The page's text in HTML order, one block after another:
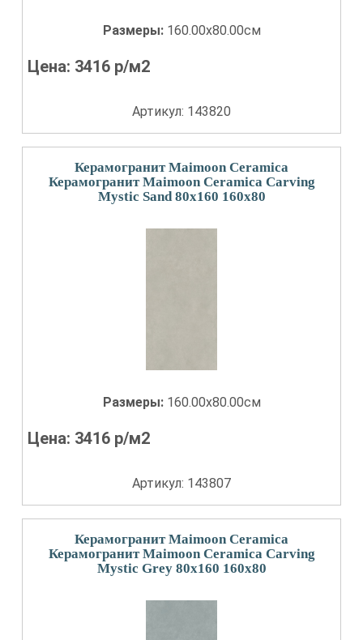
Размеры: 160.00x80.00см
Цена: 3416 р/м2
Артикул: 143820
Керамогранит Maimoon Ceramica
Керамогранит Maimoon Ceramica Carving
Mystic Sand 80x160 160x80
Размеры: 160.00x80.00см
Цена: 3416 р/м2
Артикул: 143807
Керамогранит Maimoon Ceramica
Керамогранит Maimoon Ceramica Carving
Mystic Grey 80x160 160x80